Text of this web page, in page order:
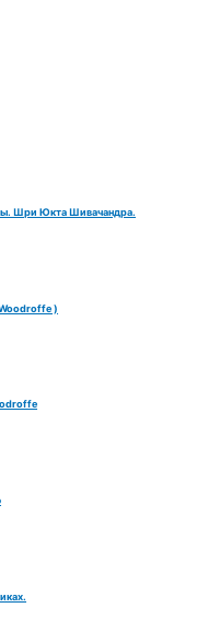
Шри Юкта Шивачандра.
)